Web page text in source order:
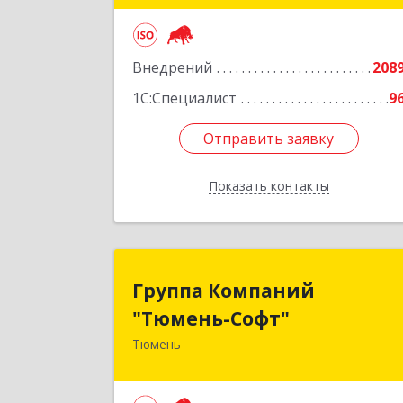
Внедрений
1С:Специалист
Отправить заявку
Показать контакты
Отправить заявку
Назад
Группа Компаний
"Тюмень-Софт"
Тюмень
Группа Компаний
"Тюмень-Софт"
625048, Тюменская обл, Тюмень г,